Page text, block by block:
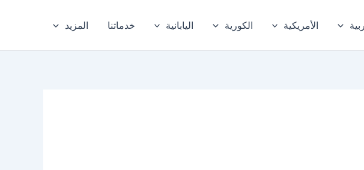
الأمريكية الكورية اليابانية خدماتنا المزيد